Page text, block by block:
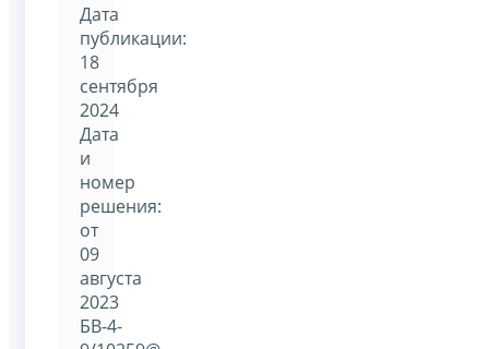
Дата
публикации:
18
сентября
2024
Дата
и
номер
решения:
от
09
августа
2023
БВ-4-